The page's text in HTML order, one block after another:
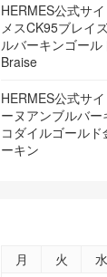
HERMES公式サ
メスCK95ブレイ
ルバーキンゴー
Braise
HERMES公式サ
ーヌアンブルバ
コダイルゴール
ーキン
月 火 水